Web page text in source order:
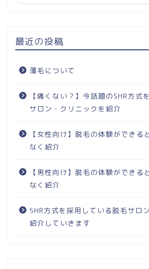
最近の投稿
薄毛について
【痛くない？】今話題のSHR方式
サロン・クリニックを紹介
【女性向け】脱毛の体験ができる
なく紹介
【男性向け】脱毛の体験ができる
なく紹介
SHR方式を採用している脱毛サロ
紹介していきます